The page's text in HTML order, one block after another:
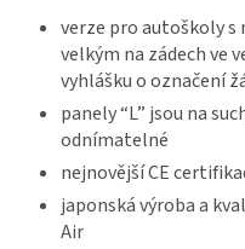
verze pro autoškoly s
velkým na zádech ve
vyhlášku o označení
panely “L” jsou na
odnímatelné
nejnovější CE
japonská výroba a
Air